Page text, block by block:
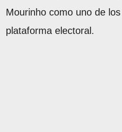
Mourinho como uno de
plataforma electoral.